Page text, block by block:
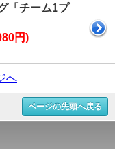
「チーム1プ
円)
へ
ページの先頭へ戻る